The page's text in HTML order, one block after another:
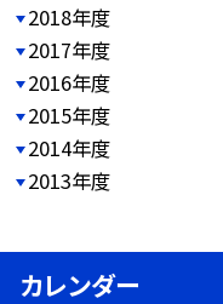
2018年度
2017年度
2016年度
2015年度
2014年度
2013年度
カレンダー